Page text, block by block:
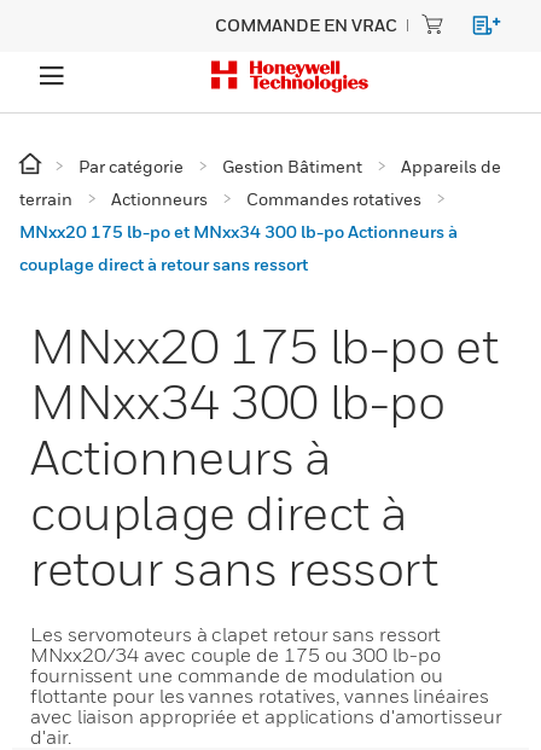
COMMANDE EN VRAC
Par catégorie Gestion Bâtiment
Appareils de
terrain
Actionneurs
Commandes rotatives
MNxx20 175 lb-po et MNxx34 300 lb-po Actionneurs à
couplage direct à retour sans ressort
MNxx20 175 lb-po et
MNxx34 300 lb-po
Actionneurs à
couplage direct à
retour sans ressort
Les servomoteurs à clapet retour sans ressort
MNxx20/34 avec couple de 175 ou 300 lb-po
fournissent une commande de modulation ou
flottante pour les vannes rotatives, vannes linéaires
avec liaison appropriée et applications d'amortisseur
d'air.